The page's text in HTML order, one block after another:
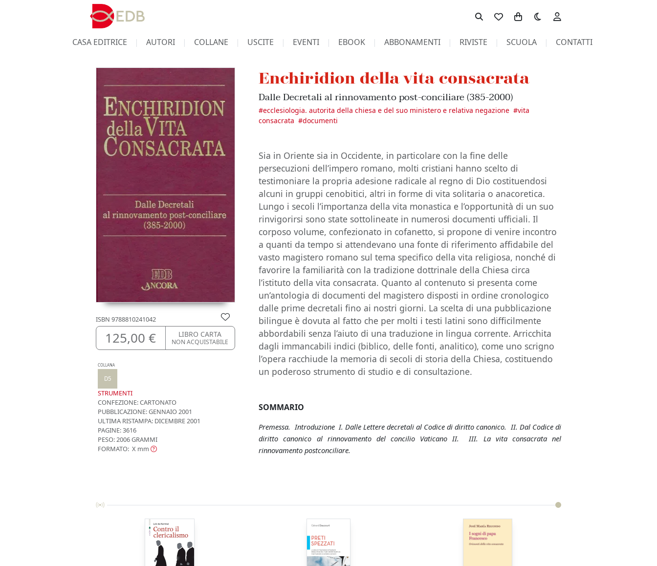
Toggle theme
CASA EDITRICE AUTORI COLLANE USCITE EVENTI EBOOK ABBONAMENTI RIVISTE SCUOLA CONTATTI
ISBN 9788810241042
125,00 € LIBRO CARTA
NON ACQUISTABILE
COLLANA
D5
STRUMENTI
CONFEZIONE:CARTONATO
PUBBLICAZIONE:GENNAIO 2001
ULTIMA RISTAMPA: DICEMBRE 2001
PAGINE: 3616
PESO: 2006 GRAMMI
FORMATO: X mm
Enchiridion della vita consacrata
Dalle Decretali al rinnovamento post-conciliare (385-2000)
#ecclesiologia. autorita della chiesa e del suo ministero e relativa negazione #vita
consacrata #documenti
Sia in Oriente sia in Occidente, in particolare con la fine delle
persecuzioni dell’impero romano, molti cristiani hanno scelto di
testimoniare la propria adesione radicale al regno di Dio costituendosi
alcuni in gruppi cenobitici, altri in forme di vita solitaria o anacoretica.
Lungo i secoli l’importanza della vita monastica e l’opportunità di un suo
rinvigorirsi sono state sottolineate in numerosi documenti ufficiali. Il
corposo volume, confezionato in cofanetto, si propone di venire incontro
a quanti da tempo si attendevano una fonte di riferimento affidabile del
vasto magistero romano sul tema specifico della vita religiosa, nonché di
favorire la familiarità con la tradizione dottrinale della Chiesa circa
l’istituto della vita consacrata. Quanto al contenuto si presenta come
un’antologia di documenti del magistero disposti in ordine cronologico
dalle prime decretali fino ai nostri giorni. La scelta di una pubblicazione
bilingue è dovuta al fatto che per molti i testi latini sono difficilmente
abbordabili senza l’aiuto di una traduzione in lingua corrente. Arricchita
dagli immancabili indici (biblico, delle fonti, analitico), come uno scrigno
l’opera racchiude la memoria di secoli di storia della Chiesa, costituendo
un poderoso strumento di studio e di consultazione.
SOMMARIO
Premessa. Introduzione I. Dalle Lettere decretali al Codice di diritto canonico. II. Dal Codice di
diritto canonico al rinnovamento del concilio Vaticano II. III. La vita consacrata nel
rinnovamento postconciliare.